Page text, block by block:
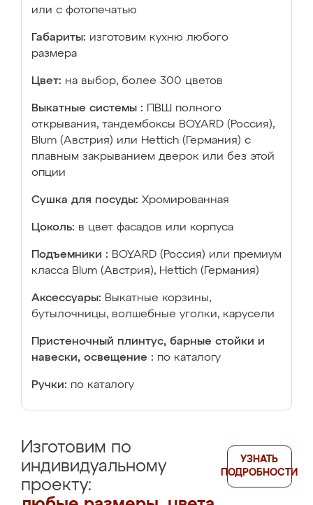
или с фотопечатью
Габариты: изготовим кухню любого
размера
Цвет: на выбор, более 300 цветов
Выкатные системы :
ПВШ полного
открывания, тандембоксы BOYARD (Россия),
Blum (Австрия) или Hettich (Германия) с
плавным закрыванием дверок или без этой
опции
Сушка для посуды: Хромированная
Цоколь: в цвет фасадов или корпуса
Подъемники : BOYARD (Россия) или премиум
класса Blum (Австрия), Hettich (Германия)
Аксессуары: Выкатные корзины,
бутылочницы, волшебные уголки, карусели
Пристеночный плинтус, барные стойки и
навески, освещение : по каталогу
Ручки: по каталогу
Изготовим по
индивидуальному
проекту:
УЗНАТЬ
ПОДРОБНОСТИ